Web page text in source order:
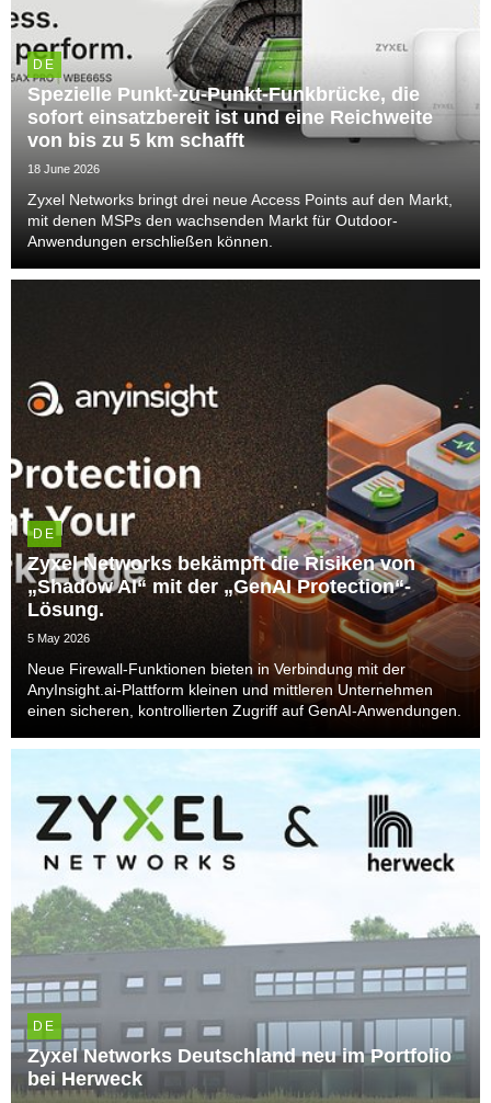
DE
Spezielle Punkt-zu-Punkt-Funkbrücke, die
sofort einsatzbereit ist und eine Reichweite
von bis zu 5 km schafft
18 June 2026
Zyxel Networks bringt drei neue Access Points auf den Markt,
mit denen MSPs den wachsenden Markt für Outdoor-
Anwendungen erschließen können.
DE
Zyxel Networks bekämpft die Risiken von
„Shadow AI“ mit der „GenAI Protection“-
Lösung.
5 May 2026
Neue Firewall-Funktionen bieten in Verbindung mit der
AnyInsight.ai-Plattform kleinen und mittleren Unternehmen
einen sicheren, kontrollierten Zugriff auf GenAI-Anwendungen.
DE
Zyxel Networks Deutschland neu im Portfolio
bei Herweck